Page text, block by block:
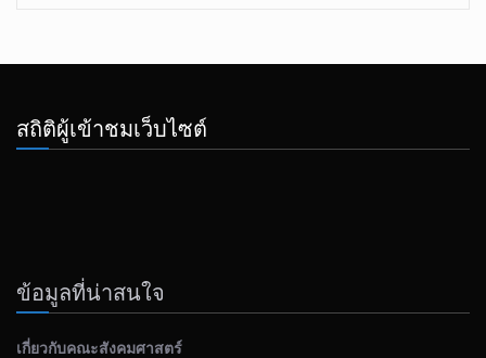
สถิติผู้เข้าชมเว็บไซต์
ข้อมูลที่น่าสนใจ
เกี่ยวกับคณะสังคมศาสตร์